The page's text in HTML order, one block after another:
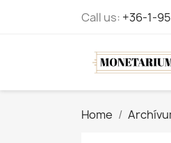
Call us: +36-1-
Home